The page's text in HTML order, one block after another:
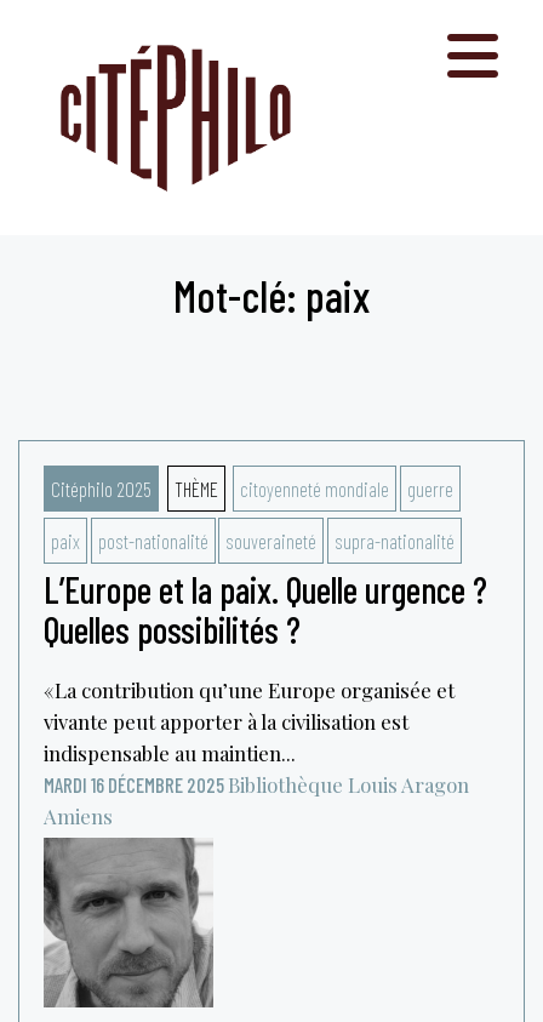
Mot-clé: paix
Citéphilo 2025 THÈME citoyenneté mondiale guerre
paix post-nationalité souveraineté supra-nationalité
L’Europe et la paix. Quelle urgence ?
Quelles possibilités ?
« La contribution qu’une Europe organisée et
vivante peut apporter à la civilisation est
indispensable au maintien...
MARDI 16 DÉCEMBRE 2025 Bibliothèque Louis Aragon
Amiens